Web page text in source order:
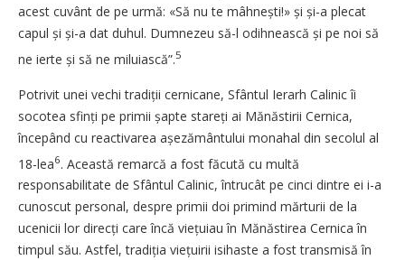
acest cuvânt de pe urmă: «Să nu te mâh­nești!» și și-a plecat
capul și și-a dat duhul. Dumnezeu să-l odihnească și pe noi să
ne ierte și să ne miluias­că”.5
Potrivit unei vechi tradiții cernicane, Sfântul Ierarh Calinic îi
socotea sfinți pe primii șapte stareți ai Mănăstirii Cernica,
începând cu reactivarea așezământului monahal din secolul al
18-lea6. Această remarcă a fost făcută cu multă
responsabilitate de Sfântul Calinic, întrucât pe cinci dintre ei i-a
cunoscut personal, despre primii doi primind mărturii de la
ucenicii lor direcți care încă viețuiau în Mănăstirea Cernica în
timpul său. Astfel, tradiția viețuirii isihaste a fost transmisă în